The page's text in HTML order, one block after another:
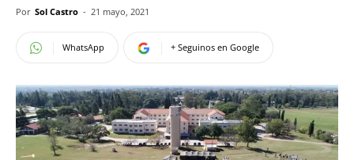
Por Sol Castro - 21 mayo, 2021
WhatsApp + Seguinos en Google